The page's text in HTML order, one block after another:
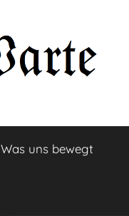
Was uns bewegt